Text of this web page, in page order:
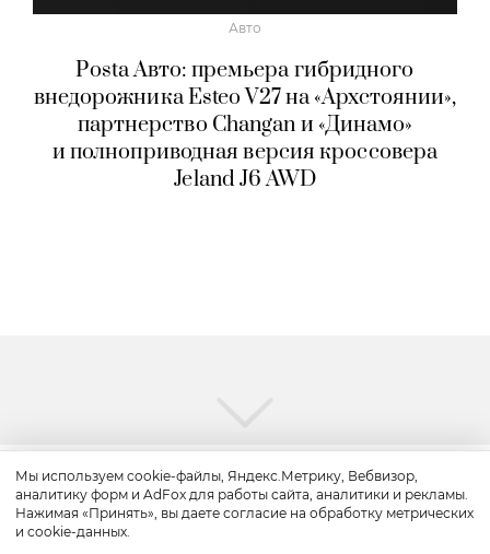
Авто
Posta Авто: премьера гибридного
внедорожника Esteo V27 на «Архстоянии»,
партнерство Changan и «Динамо»
и полноприводная версия кроссовера
Jeland J6 AWD
Красота
Мы используем cookie-файлы, Яндекс.Метрику, Вебвизор,
аналитику форм и AdFox для работы сайта, аналитики и рекламы.
Нажимая «Принять», вы даете согласие на обработку метрических
и cookie-данных.